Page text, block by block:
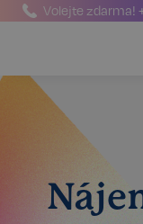
Volejte zdarma!